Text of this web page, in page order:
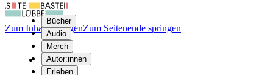
Bücher
Audio
Merch
Autor:innen
Erleben
Zum Inhalt springenZum Seitenende springen